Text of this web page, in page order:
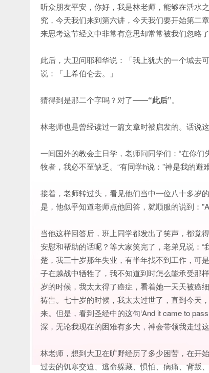
听众朋友平安，你好，我是林老师，能够在活水
究，今天我们来到第六讲，今天我们要开始第二
来思考这节经文中非常有意思却常常被我们忽略
此后，大卫问耶和华说：「我上犹大的一个城去
说：「上希伯仑去。」
猜得到是那二个字吗？对了——“此后”。
林老师也是曾经读过一篇文章时被启发的。话说
一间国外的教会主日学，老师问同学们：“在你
牧者，我必不至缺乏。“有同学h说：”神是我的
接着，老师转过头，看见他们当中一位八十多岁
是，他似乎知道老师点他回答，就顺服的说到：
当他这样回答后，班上同学都发出了笑声，都觉
安慰和帮助的话呢？等大家笑完了，老弟兄说：
楚，我三十岁那年失业，有半年找不到工作，可
子在越战中牺牲了，我不知道到时怎么能承受那
岁的时候，我太太得了癌症，看着她一天天被癌
祷告。七十岁的时候，我太太过世了，直到今天
来。但是，看到圣经中的这句‘And it came to
深，无论我现在的困难有多大，神会带领我走过
林老师，想到大卫在旷野经历了多少困苦，在开
过去的饥寒交迫、逃命躲藏、惧怕、病痛、背叛